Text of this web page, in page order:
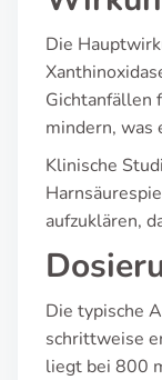
Die
Gichtanfällen
mindern, was
Klinische
aufzuklären,
Die typische
schrittweise
liegt bei 800